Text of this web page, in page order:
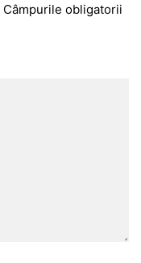
Câmpurile obligatorii